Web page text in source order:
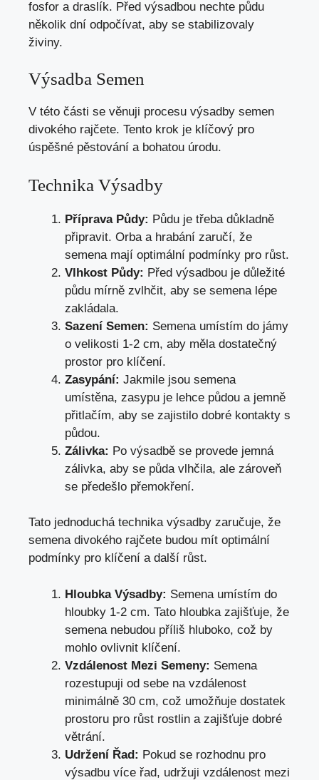
fosfor a draslík. Před výsadbou nechte půdu
několik dní odpočívat, aby se stabilizovaly
živiny.
Výsadba Semen
V této části se věnuji procesu výsadby semen
divokého rajčete. Tento krok je klíčový pro
úspěšné pěstování a bohatou úrodu.
Technika Výsadby
Příprava Půdy: Půdu je třeba důkladně
připravit. Orba a hrabání zaručí, že
semena mají optimální podmínky pro růst.
Vlhkost Půdy: Před výsadbou je důležité
půdu mírně zvlhčit, aby se semena lépe
zakládala.
Sazení Semen: Semena umístím do jámy
o velikosti 1-2 cm, aby měla dostatečný
prostor pro klíčení.
Zasypání: Jakmile jsou semena
umístěna, zasypu je lehce půdou a jemně
přitlačím, aby se zajistilo dobré kontakty s
půdou.
Zálivka: Po výsadbě se provede jemná
zálivka, aby se půda vlhčila, ale zároveň
se předešlo přemokření.
Tato jednoduchá technika výsadby zaručuje, že
semena divokého rajčete budou mít optimální
podmínky pro klíčení a další růst.
Hloubka Výsadby: Semena umístím do
hloubky 1-2 cm. Tato hloubka zajišťuje, že
semena nebudou příliš hluboko, což by
mohlo ovlivnit klíčení.
Vzdálenost Mezi Semeny: Semena
rozestupuji od sebe na vzdálenost
minimálně 30 cm, což umožňuje dostatek
prostoru pro růst rostlin a zajišťuje dobré
větrání.
Udržení Řad: Pokud se rozhodnu pro
výsadbu více řad, udržuji vzdálenost mezi